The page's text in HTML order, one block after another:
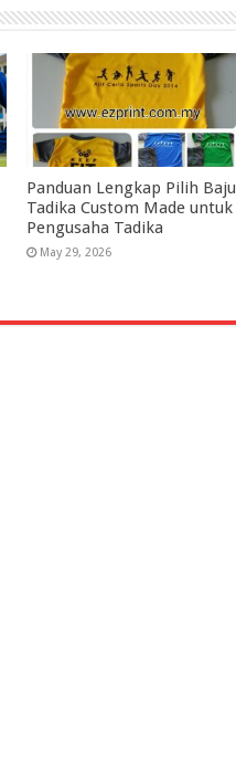
Panduan Lengkap Pilih Baju
Tadika Custom Made untuk
Pengusaha Tadika
May 29, 2026